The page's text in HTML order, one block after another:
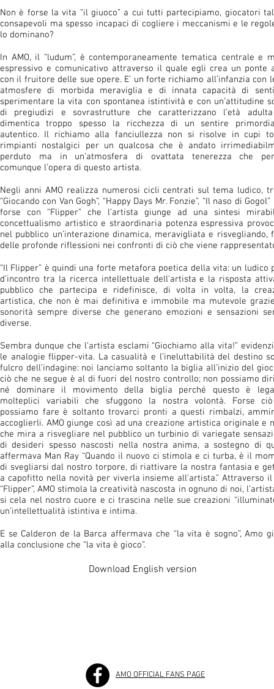
Non è forse la vita “il giuoco” a cui tutti partecipiamo, giocatori
consapevoli ma spesso incapaci di cogliere i meccanismi e le
lo dominano?
In AMO, il “ludum”, è contemporaneamente tematica centrale e
espressivo e comunicativo attraverso il quale egli crea un ponte
con il fruitore delle sue opere. E’ un forte richiamo all’infanzia con
atmosfere di morbida meraviglia e di innata capacità di
sperimentare la vita con spontanea istintività e con un’attitudine
di pregiudizi e sovrastrutture che caratterizzano l’età
dimentica troppo spesso la ricchezza di un sentire
autentico. Il richiamo alla fanciullezza non si risolve in cupi
rimpianti nostalgici per un qualcosa che è andato
perduto ma in un’atmosfera di ovattata tenerezza che
comunque l’opera di questo artista.
Negli anni AMO realizza numerosi cicli centrati sul tema ludico,
“Giocando con Van Gogh”, “Happy Days Mr. Fonzie”, “Il naso di
forse con “Flipper” che l’artista giunge ad una sintesi
concettualismo artistico e straordinaria potenza espressiva
nel pubblico un’interazione dinamica, meravigliata e risvegliando,
delle profonde riflessioni nei confronti di ciò che viene
“Il Flipper” è quindi una forte metafora poetica della vita: un ludico
d’incontro tra la ricerca intellettuale dell’artista e la risposta
pubblico che partecipa e ridefinisce, di volta in volta, la
artistica, che non è mai definitiva e immobile ma mutevole
sonorità sempre diverse che generano emozioni e sensazioni
diverse.
Sembra dunque che l’artista esclami “Giochiamo alla vita!”
le analogie flipper-vita. La casualità e l’ineluttabilità del destino
fulcro dell’indagine: noi lanciamo soltanto la biglia all’inizio del
ciò che ne segue è al di fuori del nostro controllo; non possiamo
né dominare il movimento della biglia perché questo è
molteplici variabili che sfuggono la nostra volontà. Forse
possiamo fare è soltanto trovarci pronti a questi rimbalzi,
accoglierli. AMO giunge così ad una creazione artistica originale e
che mira a risvegliare nel pubblico un turbinio di variegate
di desideri spesso nascosti nella nostra anima, a sostegno di
affermava Man Ray “Quando il nuovo ci stimola e ci turba, è il
di svegliarsi dal nostro torpore, di riattivare la nostra fantasia e
a capofitto nella novità per viverla insieme all’artista.” Attraverso
“Flipper”, AMO stimola la creatività nascosta in ognuno di noi,
si cela nel nostro cuore e ci trascina nelle sue creazioni
un’intellettualità istintiva e intima.
E se Calderon de la Barca affermava che “la vita è sogno”, Amo
alla conclusione che “la vita è gioco”.
Download English version
AMO OFFICIAL FANS PAGE